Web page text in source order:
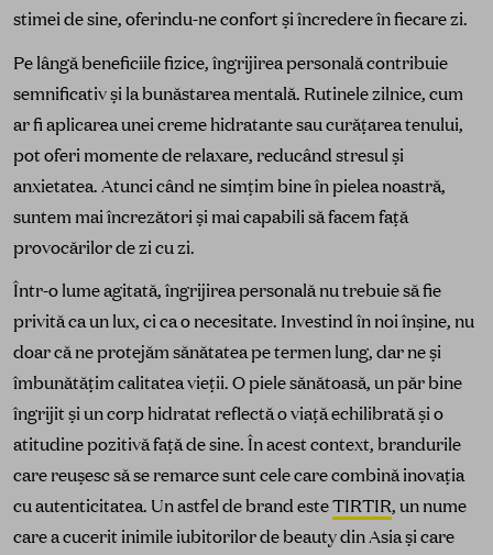
stimei de sine, oferindu-ne confort și încredere în fiecare zi.
Pe lângă beneficiile fizice, îngrijirea personală contribuie
semnificativ și la bunăstarea mentală. Rutinele zilnice, cum
ar fi aplicarea unei creme hidratante sau curățarea tenului,
pot oferi momente de relaxare, reducând stresul și
anxietatea. Atunci când ne simțim bine în pielea noastră,
suntem mai încrezători și mai capabili să facem față
provocărilor de zi cu zi.
Într-o lume agitată, îngrijirea personală nu trebuie să fie
privită ca un lux, ci ca o necesitate. Investind în noi înșine, nu
doar că ne protejăm sănătatea pe termen lung, dar ne și
îmbunătățim calitatea vieții. O piele sănătoasă, un păr bine
îngrijit și un corp hidratat reflectă o viață echilibrată și o
atitudine pozitivă față de sine. În acest context, brandurile
care reușesc să se remarce sunt cele care combină inovația
cu autenticitatea. Un astfel de brand esteTIRTIR, un nume
care a cucerit inimile iubitorilor de beauty din Asia și care